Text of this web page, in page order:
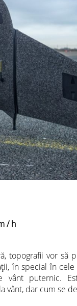
/ h
topografii vor
în special în
vânt puternic.
dar cum se